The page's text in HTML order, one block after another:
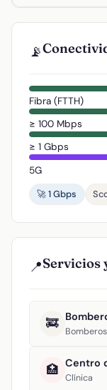
📡
Fibra (FTTH)
≥ 100 Mbps
≥ 1 Gbps
5G
🚀 1 Gbps
📍Servicios
🚒 Bomberos
🏥 Centro
Clínica